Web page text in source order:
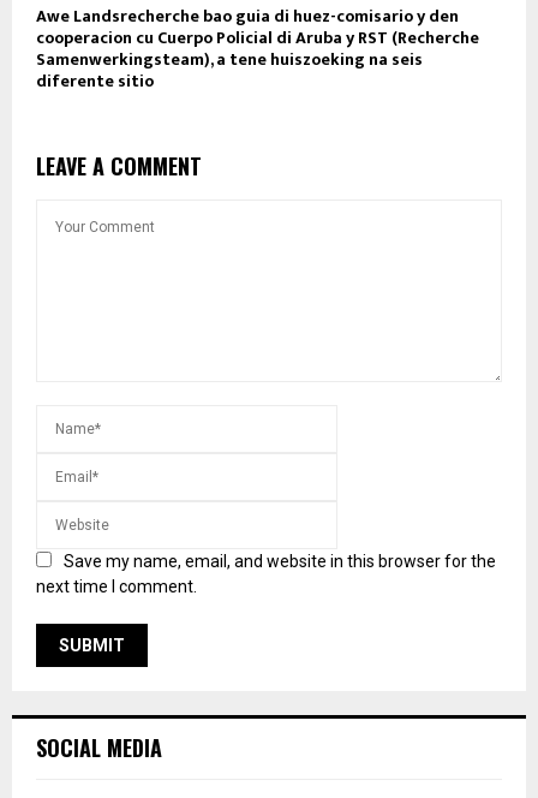
Awe Landsrecherche bao guia di huez-comisario y den
cooperacion cu Cuerpo Policial di Aruba y RST (Recherche
Samenwerkingsteam), a tene huiszoeking na seis
diferente sitio
LEAVE A COMMENT
Save my name, email, and website in this browser for the
next time I comment.
SOCIAL MEDIA